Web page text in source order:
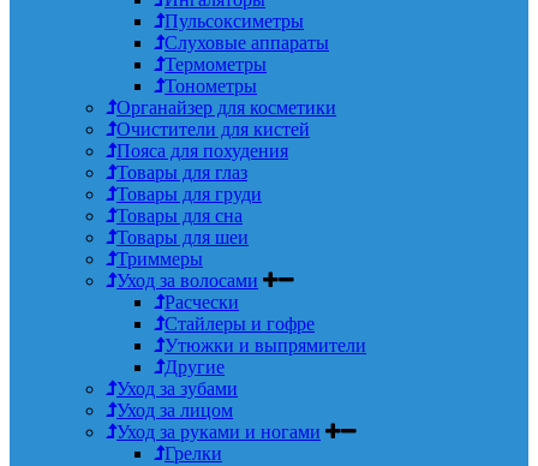
Пульсоксиметры
Слуховые аппараты
Термометры
Тонометры
Органайзер для косметики
Очистители для кистей
Пояса для похудения
Товары для глаз
Товары для груди
Товары для сна
Товары для шеи
Триммеры
Уход за волосами
Расчески
Стайлеры и гофре
Утюжки и выпрямители
Другие
Уход за зубами
Уход за лицом
Уход за руками и ногами
Грелки